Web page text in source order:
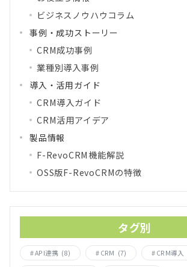
ビジネスノウハウコラム
事例・成功ストーリー
CRM成功事例
業種別導入事例
導入・活用ガイド
CRM導入ガイド
CRM活用アイデア
製品情報
F-RevoCRM機能解説
OSS版F-RevoCRMの特徴
タグ別
API連携 (8) CRM (7) CRM導入